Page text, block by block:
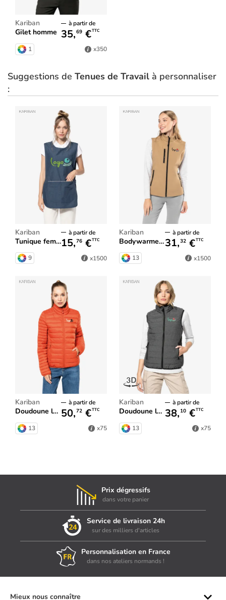
Kariban
Gilet homme
à partir de
35,69 €TTC
1 x350
Suggestions de Tenues de Travail à personnaliser
:
Kariban
Tunique femme
à partir de
15,76 €TTC
9 x1500
Kariban
Bodywarmer softshell femme
à partir de
31,32 €TTC
13 x1500
Kariban
Doudoune légère femme
à partir de
50,72 €TTC
13 x75
Kariban
Doudoune légère sans manches femme
à partir de
38, 10 €TTC
13 x75
Prix dégressifs
dans votre panier
Service de livraison 24h
sur des milliers d'articles
Personnalisation en France
dans nos ateliers normands !
Mieux nous connaître